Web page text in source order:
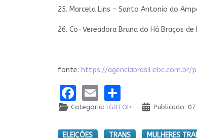
25. Marcela Lins – Santo Antonio do
26. Co-Vereadora Bruna do Há Braços
fonte: https://
Facebook
Email
Categoria: LGBTQI+ Publicado:
ELEIÇÕES TRANS MULHERES